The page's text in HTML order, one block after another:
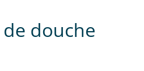
douche